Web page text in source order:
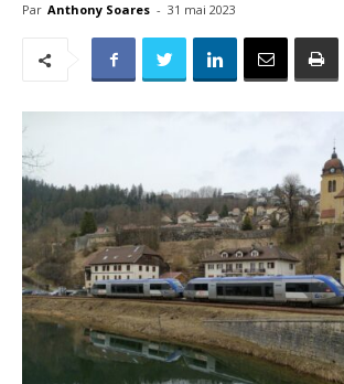
Par Anthony Soares - 31 mai 2023